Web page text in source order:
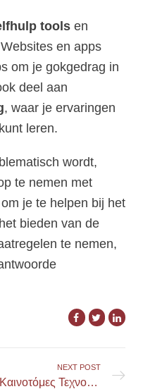
tools en
en apps
om je gokgedrag in
deel aan
, waar je ervaringen
leren.
wordt,
te nemen met
je te helpen bij het
bieden van de
te nemen,
NEXT POST
Καινοτόμες Τεχνολογίες στον Χώρο του SPINFIN